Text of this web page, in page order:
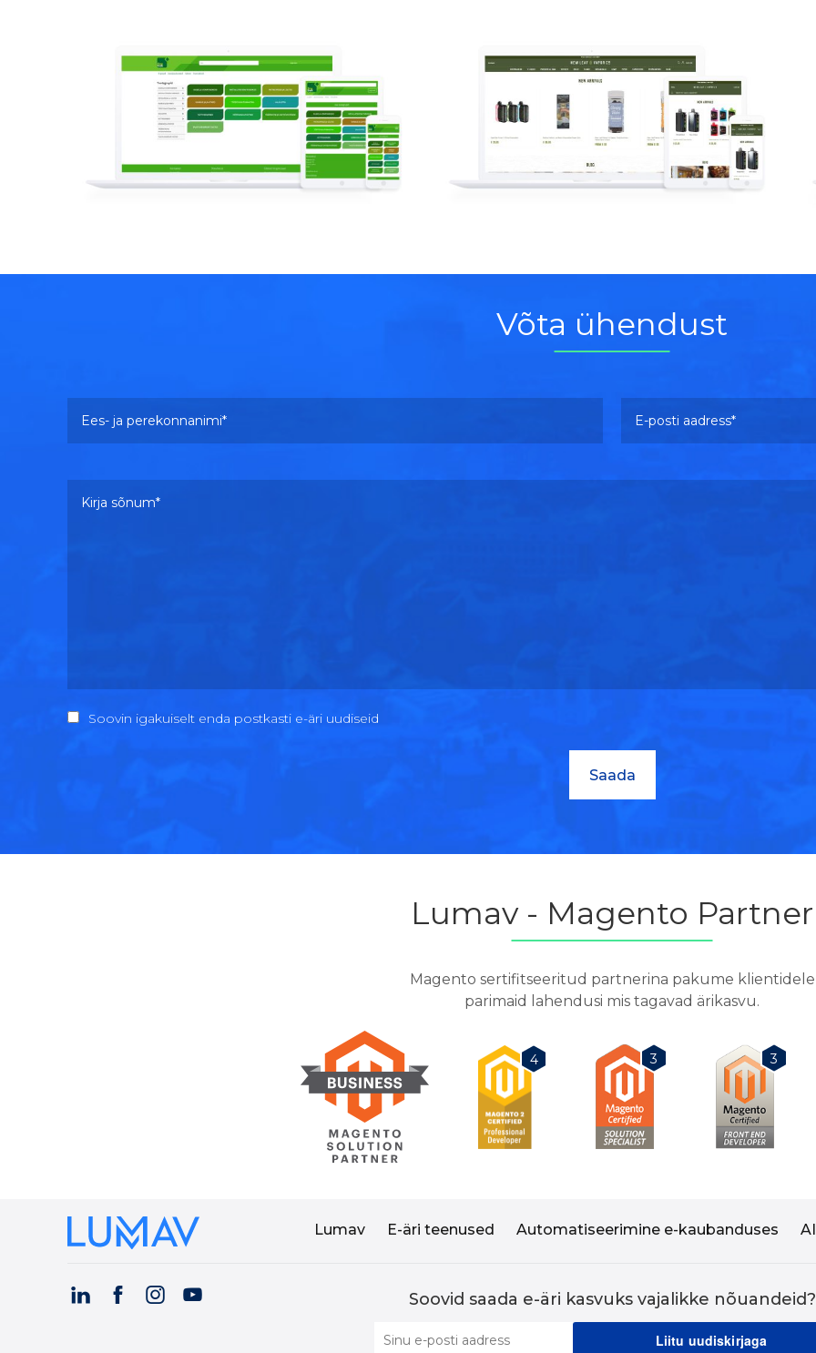
Võta ühendust
Please leave this field empty.
Soovin igakuiselt enda postkasti e-äri uudiseid
Lumav - Magento Partner
Magento sertifitseeritud partnerina pakume klientidele
parimaid lahendusi mis tagavad ärikasvu.
4 3 3
Lumav E-äri teenused Automatiseerimine e-kaubanduses
Soovid saada e-äri kasvuks vajalikke nõuandeid?